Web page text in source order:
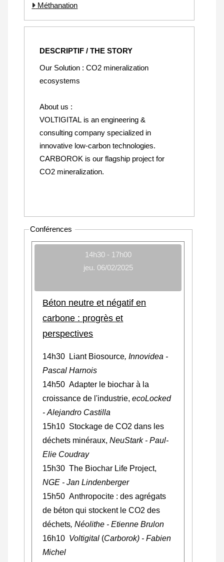
Méthanation
DESCRIPTIF / THE STORY
Our Solution : CO2 mineralization
ecosystems
About us :
VOLTIGITAL is an engineering &
consulting company specialized in
innovative low-carbon technologies.
CARBOROK is our flagship project for
CO2 mineralization.
Conférences
14h30 - 17h00
jeu. 06/02/2025
Béton neutre et négatif en
carbone : progrès et
perspectives
14h30 Liant Biosource,Innovidea -
Pascal Harnois
14h50 Adapter le biochar à la
croissance de l'industrie,ecoLocked
- Alejandro Castilla
15h10 Stockage de CO2 dans les
déchets minéraux,NeuStark - Paul-
Elie Coudray
15h30 The Biochar Life Project,
NGE - Jan Lindenberger
15h50 Anthropocite : des agrégats
de béton qui stockent le CO2 des
déchets, Néolithe - Etienne Brulon
16h10 Voltigital (Carborok) - Fabien
Michel